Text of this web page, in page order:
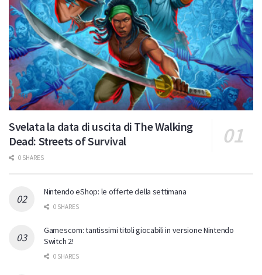
Svelata la data di uscita di The Walking
Dead: Streets of Survival
0 SHARES
Nintendo eShop: le offerte della settimana
0 SHARES
Gamescom: tantissimi titoli giocabili in versione Nintendo
Switch 2!
0 SHARES